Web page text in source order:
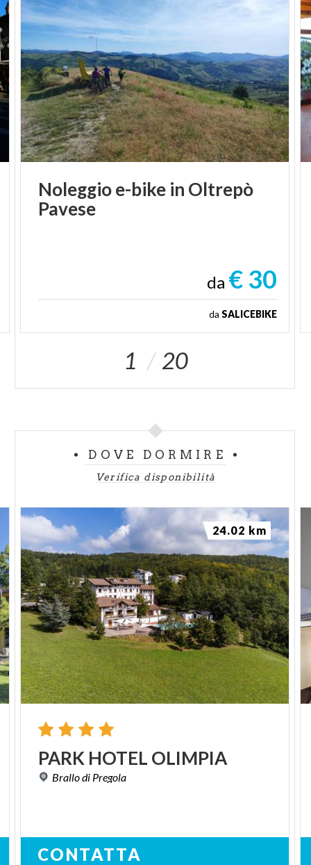
Noleggioe-bike in Oltrepò
Pavese
da € 30
da SALICEBIKE
1 20
DOVE DORMIRE
Verifica disponibilità
PARK HOTEL OLIMPIA
Brallodi Pregola
CONTATTA
24.02 km